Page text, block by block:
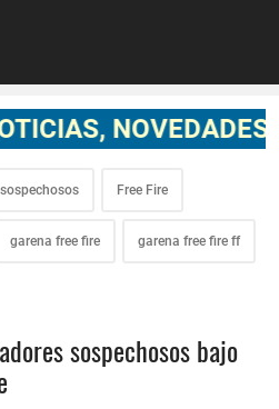
Free Fire
garena free fire garena free fire ff
sospechosos bajo